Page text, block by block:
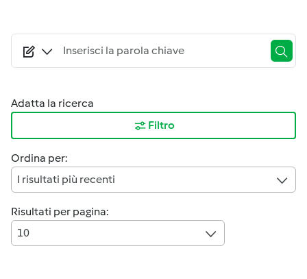
Adatta la ricerca
Filtro
Ordina per:
I risultati più recenti
Risultati per pagina:
10